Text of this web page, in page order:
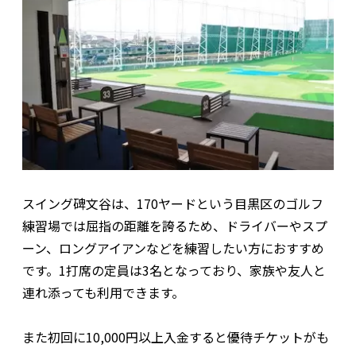
スイング碑文谷は、170ヤードという目黒区のゴルフ
練習場では屈指の距離を誇るため、ドライバーやスプ
ーン、ロングアイアンなどを練習したい方におすすめ
です。1打席の定員は3名となっており、家族や友人と
連れ添っても利用できます。
また初回に10,000円以上入金すると優待チケットがも